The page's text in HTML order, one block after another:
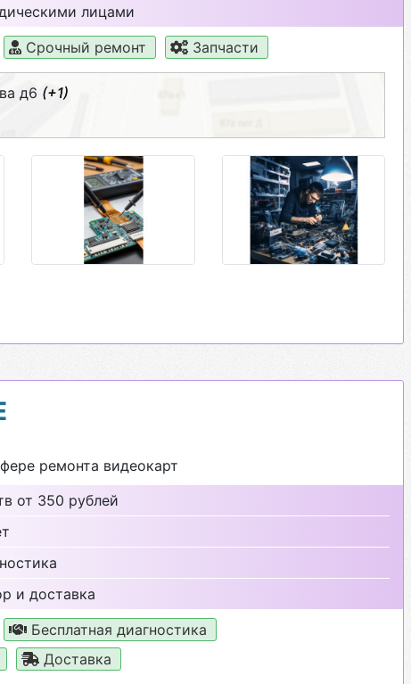
лицами
Срочный ремонт Запчасти
д6 (+1)
ремонта видеокарт
от 350 рублей
и доставка
Бесплатная диагностика
Доставка